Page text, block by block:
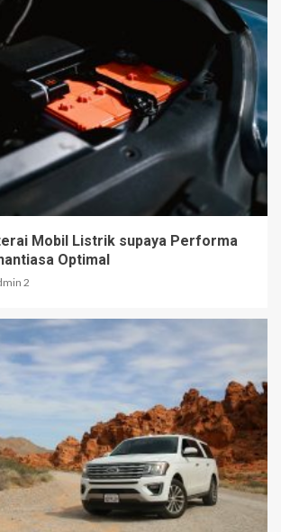
Mobil Listrik supaya Performa
Optimal
2